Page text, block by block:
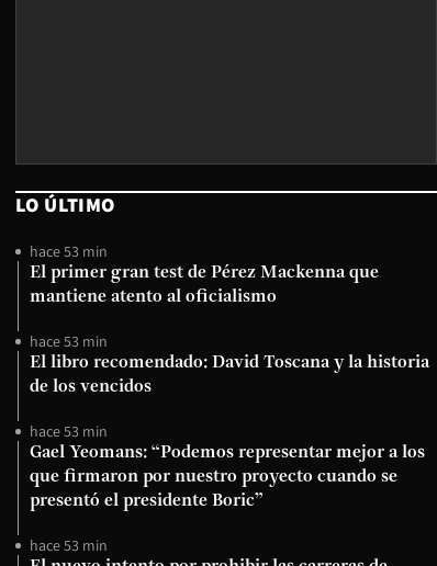
LO ÚLTIMO
hace 53 min
El primer gran test de Pérez Mackenna que
mantiene atento al oficialismo
hace 53 min
El libro recomendado: David Toscana y la historia
de los vencidos
hace 53 min
Gael Yeomans: “Podemos representar mejor a los
que firmaron por nuestro proyecto cuando se
presentó el presidente Boric”
hace 53 min